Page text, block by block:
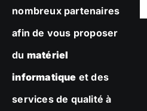
nombreux partenaires
afin de vous proposer
du matériel
informatique et des
services de qualité à